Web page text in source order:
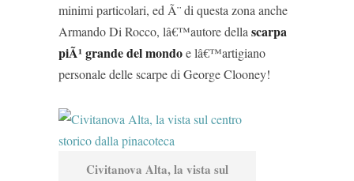
minimi particolari, ed Ã¨ di questa zona anche
Armando Di Rocco, lâ€™autore della scarpa
piÃ¹ grande del mondoe lâ€™artigiano
personale delle scarpe di George Clooney!
Civitanova Alta, la vista sul